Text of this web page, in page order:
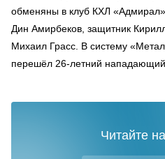
обменяны в клуб КХЛ
Дин Амирбеков, защитник
Михаил Грасс. В систему
перешёл 26-летний нападающий
Читайте